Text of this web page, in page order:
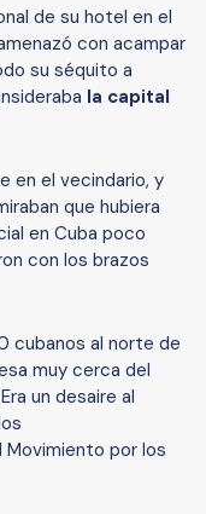
de su hotel en el
con acampar
su séquito a
la capital
en el vecindario, y
que hubiera
en Cuba poco
con los brazos
cubanos al norte de
muy cerca del
un desaire al
por los